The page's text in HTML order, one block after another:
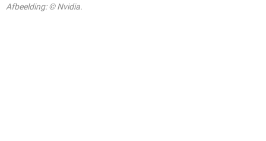
Afbeelding: © Nvidia.